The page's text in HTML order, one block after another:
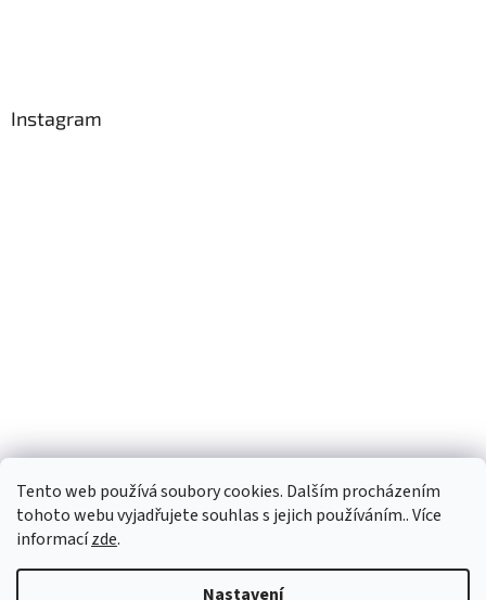
Tento web používá soubory cookies. Dalším procházením
tohoto webu vyjadřujete souhlas s jejich používáním.. Více
informacízde.
Nastavení
Instagram
Sledovat na Instagramu